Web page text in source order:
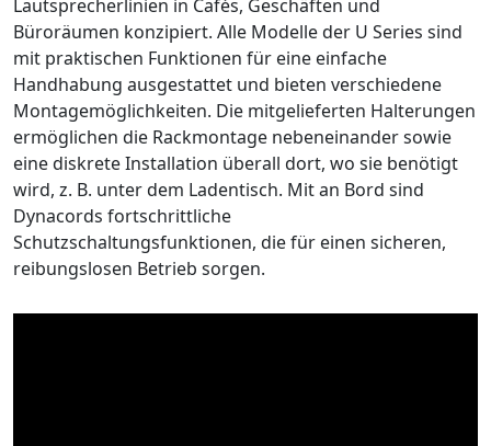
Lautsprecherlinien in Cafés, Geschäften und
Büroräumen konzipiert. Alle Modelle der U Series sind
mit praktischen Funktionen für eine einfache
Handhabung ausgestattet und bieten verschiedene
Montagemöglichkeiten. Die mitgelieferten Halterungen
ermöglichen die Rackmontage nebeneinander sowie
eine diskrete Installation überall dort, wo sie benötigt
wird, z. B. unter dem Ladentisch. Mit an Bord sind
Dynacords fortschrittliche
Schutzschaltungsfunktionen, die für einen sicheren,
reibungslosen Betrieb sorgen.